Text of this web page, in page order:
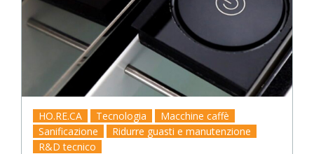
HO.RE.CA Tecnologia
Macchine caffè
Sanificazione
Ridurre guasti e manutenzione
R&D tecnico